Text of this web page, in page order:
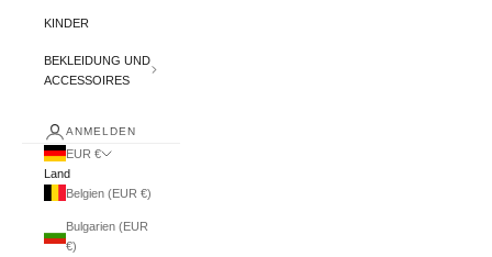
KINDER
BEKLEIDUNG UND
ACCESSOIRES
ANMELDEN
EUR €
Land
Belgien (EUR €)
Bulgarien (EUR
€)